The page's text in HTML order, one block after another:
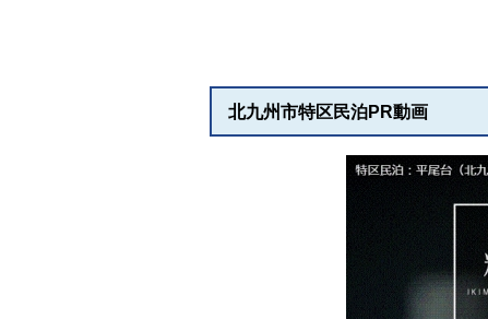
北九州市特区民泊PR動画